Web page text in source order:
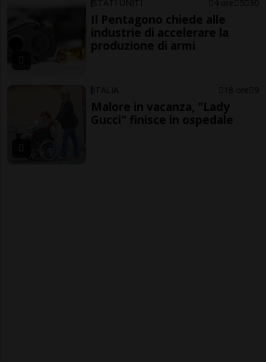
STATI UNITI 4 ore 5 30
Il Pentagono chiede alle
industrie di accelerare la
produzione di armi
ITALIA 18 ore 9
Malore in vacanza, "Lady
Gucci" finisce in ospedale